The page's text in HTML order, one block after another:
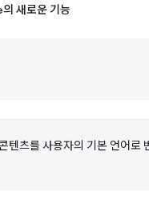
새로운 기능
츠를 사용자의 기본 언어로